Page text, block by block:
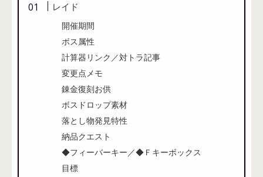
レイド
開催期間
ボス属性
計算器リンク／対トラ記事
変更点メモ
錬金復刻お供
ボスドロップ素材
落とし物発見特性
納品クエスト
◆フィーバーキー／◆Ｆキーボックス
目標